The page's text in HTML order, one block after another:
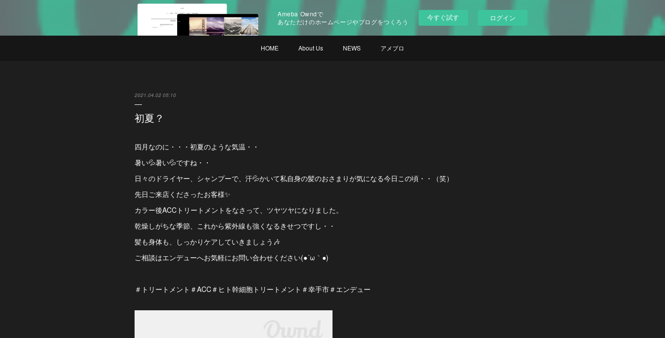
Ameba Owndで
あなただけのホームページやブログをつくろう
今すぐ試す ログイン
HOME About Us NEWS アメブロ
2021.04.02 05:10
初夏？
四月なのに・・・初夏のような気温・・
暑い💦暑い💦ですね・・
日々のドライヤー、シャンプーで、汗💦かいて私自身の髪のおさまりが気になる今日この頃・・（笑）
先日ご来店くださったお客様✨
カラー後ACCトリートメントをなさって、ツヤツヤになりました。
乾燥しがちな季節、これから紫外線も強くなるきせつですし・・
髪も身体も、しっかりケアしていきましょう🎶
ご相談はエンデューへお気軽にお問い合わせください(●´ω｀●)
＃トリートメント＃ACC＃ヒト幹細胞トリートメント＃幸手市＃エンデュー